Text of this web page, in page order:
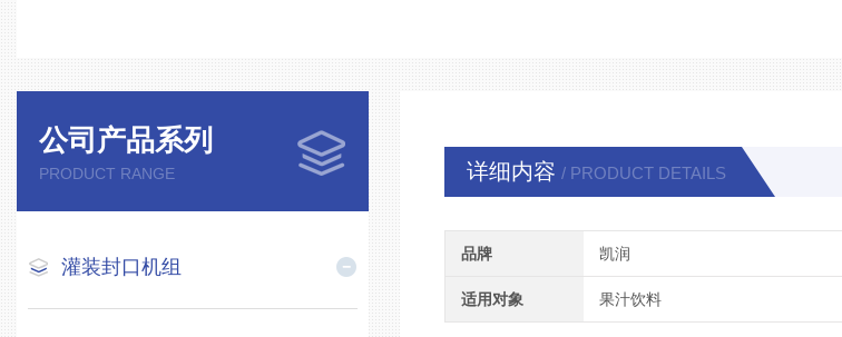
公司产品系列
PRODUCT RANGE
灌装封口机组
详细内容 / PRODUCT DETAILS
品牌 凯润
适用对象 果汁饮料